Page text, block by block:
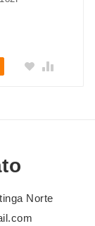
Norte